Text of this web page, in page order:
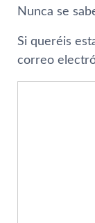
Nunca se
Si queréis
correo